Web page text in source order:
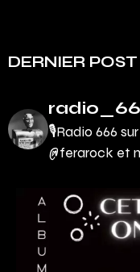
DERNIER
🎙Radio 666
@ferarock et